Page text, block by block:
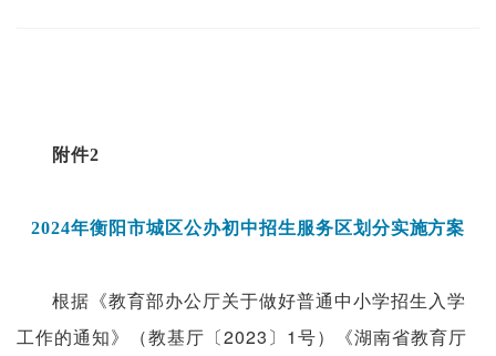
附件2
2024年衡阳市城区公办初中招生服务区划分实施方案
根据《教育部办公厅关于做好普通中小学招生入学
工作的通知》（教基厅〔2023〕1号）《湖南省教育厅